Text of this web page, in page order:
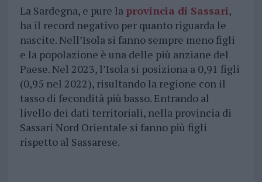
La Sardegna, e pure la provincia di Sassari,
ha il record negativo per quanto riguarda le
nascite. Nell’Isola si fanno sempre meno figli
e la popolazione è una delle più anziane del
Paese. Nel 2023, l’Isola si posiziona a 0,91 figli
(0,95 nel 2022), risultando la regione con il
tasso di fecondità più basso. Entrando al
livello dei dati territoriali, nella provincia di
Sassari Nord Orientale si fanno più figli
rispetto al Sassarese.